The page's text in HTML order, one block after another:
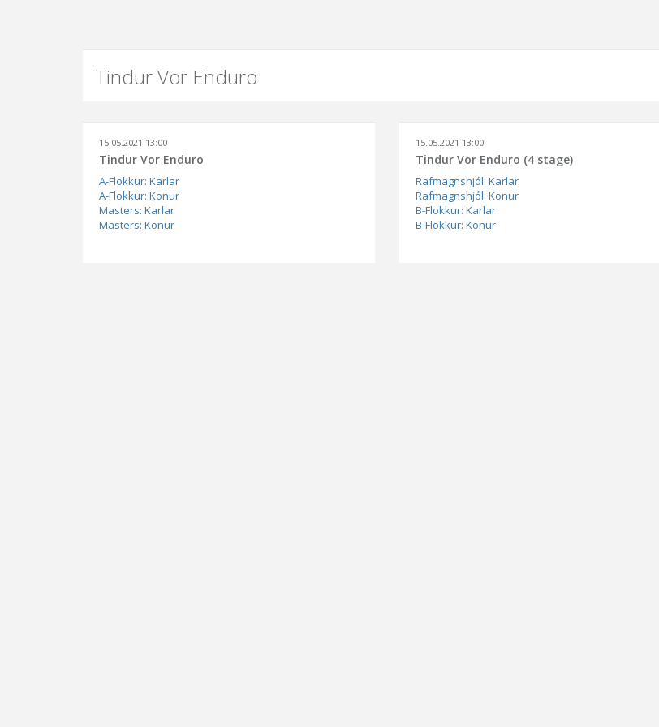
Tindur Vor Enduro
15.05.2021 13:00
Tindur Vor Enduro
A-Flokkur: Karlar
A-Flokkur: Konur
Masters: Karlar
Masters: Konur
15.05.2021 13:00
Tindur Vor Enduro (4 stage)
Rafmagnshjól: Karlar
Rafmagnshjól: Konur
B-Flokkur: Karlar
B-Flokkur: Konur